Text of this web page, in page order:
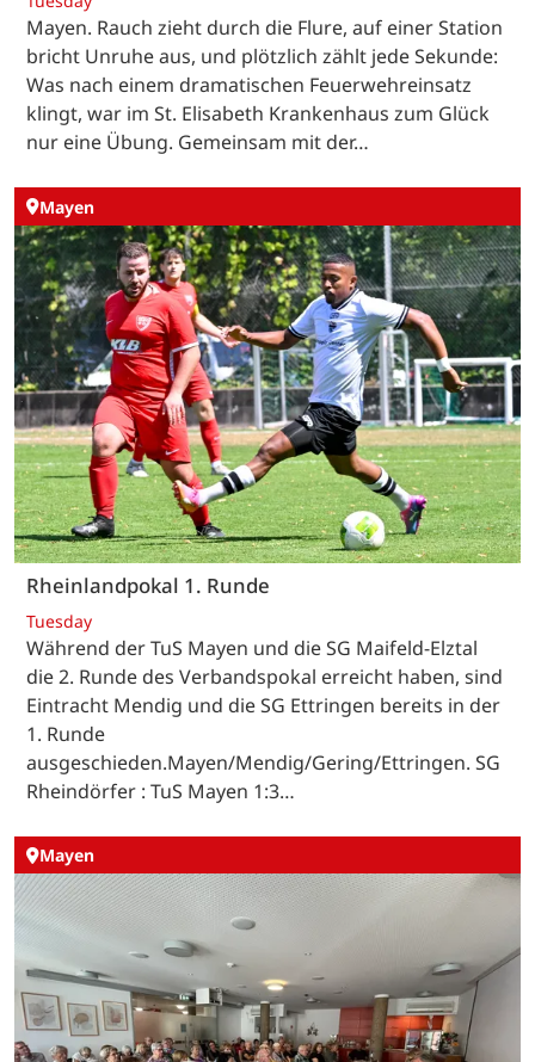
Mayen. Rauch zieht durch die Flure, auf einer Station
bricht Unruhe aus, und plötzlich zählt jede Sekunde:
Was nach einem dramatischen Feuerwehreinsatz
klingt, war im St. Elisabeth Krankenhaus zum Glück
nur eine Übung. Gemeinsam mit der…
Mayen
Rheinlandpokal 1. Runde
Tuesday
Während der TuS Mayen und die SG Maifeld-Elztal
die 2. Runde des Verbandspokal erreicht haben, sind
Eintracht Mendig und die SG Ettringen bereits in der
1. Runde
ausgeschieden.Mayen/Mendig/Gering/Ettringen. SG
Rheindörfer : TuS Mayen 1:3…
Mayen